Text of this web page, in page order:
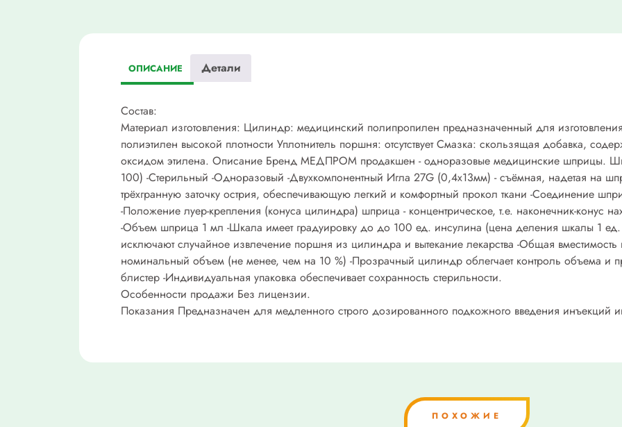
ОПИСАНИЕ Детали
Состав:
Материал изготовления: Цилиндр: медицинский полипропилен предназначенный для
полиэтилен высокой плотности Уплотнитель поршня: отсутствует Смазка: скользящая добавка,
оксидом этилена. Описание Бренд МЕДПРОМ продакшен - одноразовые медицинские шприцы.
100) -Стерильный -Одноразовый -Двухкомпонентный Игла 27G (0,4х13мм) - съёмная, надетая на
трёхгранную заточку острия, обеспечивающую легкий и комфортный прокол ткани -Соединение
-Положение луер-крепления (конуса цилиндра) шприца - концентрическое, т.е. наконечник-конус
-Объем шприца 1 мл -Шкала имеет градуировку до до 100 ед. инсулина (цена деления шкалы 1 ед.
исключают случайное извлечение поршня из цилиндра и вытекание лекарства -Общая
номинальный объем (не менее, чем на 10 %) -Прозрачный цилиндр облегчает контроль объема и
блистер -Индивидуальная упаковка обеспечивает сохранность стерильности.
Особенности продажи Без лицензии.
Показания Предназначен для медленного строго дозированного подкожного введения инъекций
ПОХОЖИЕ